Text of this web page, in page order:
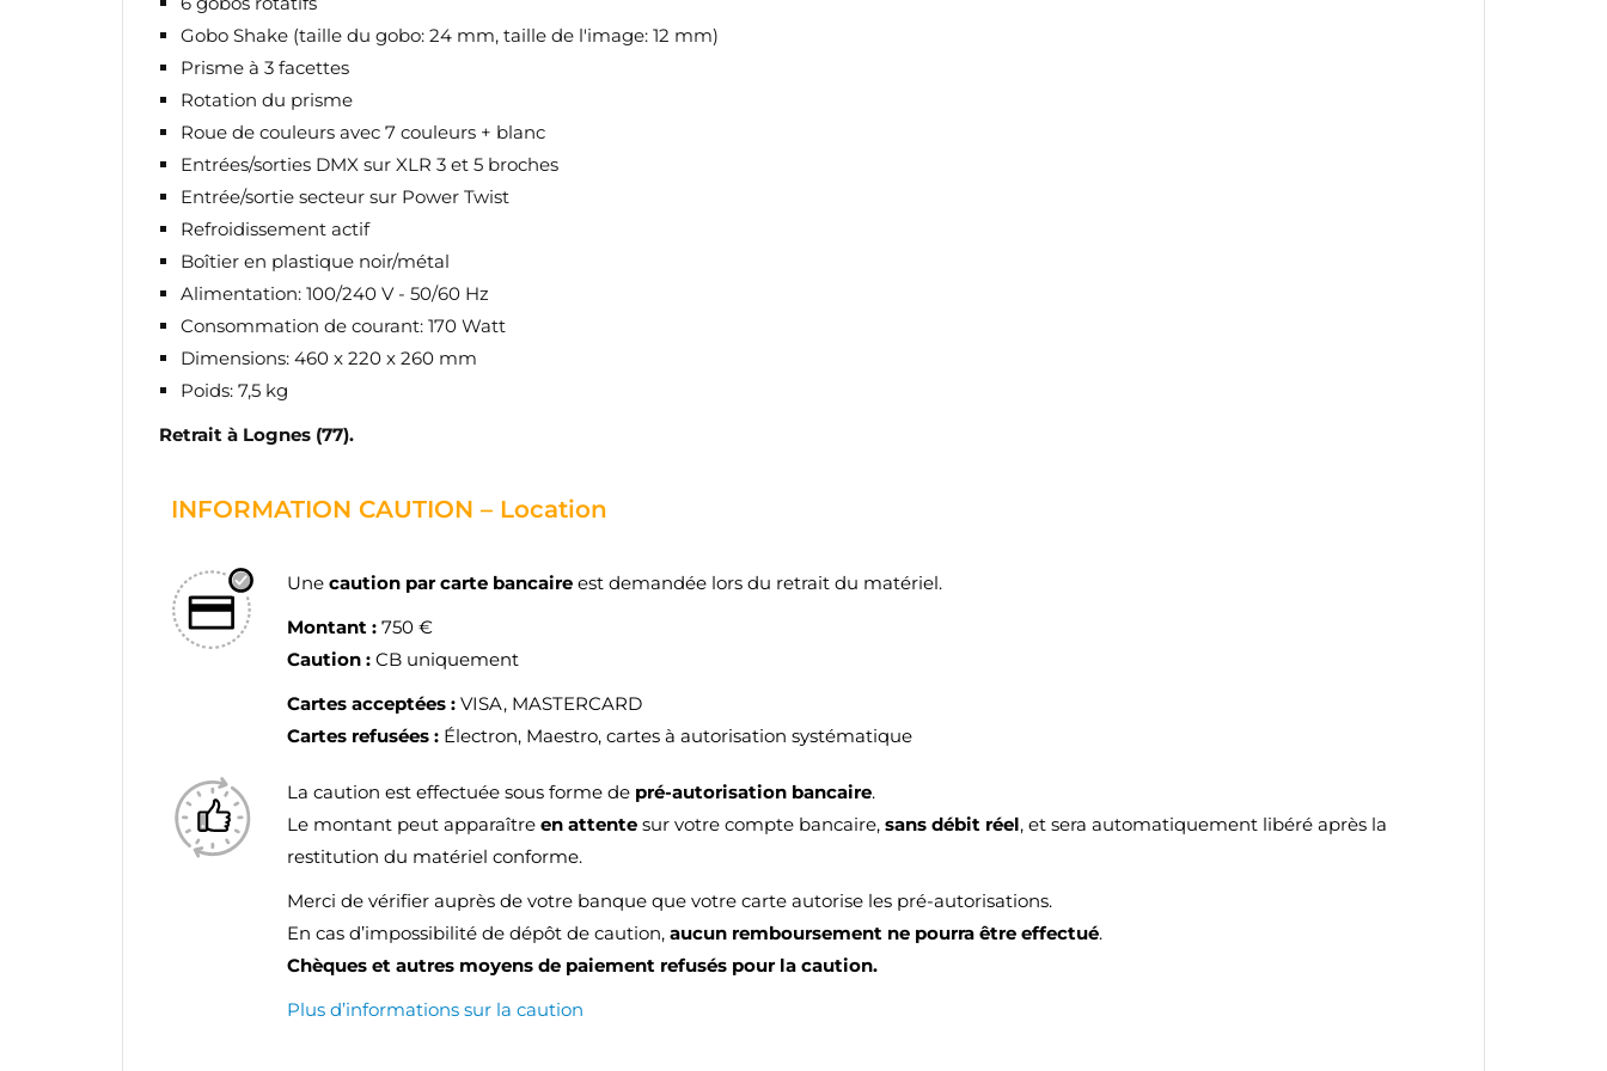
Gobo Shake (taille du gobo: 24 mm, taille de l'image: 12 mm)
Prisme à 3 facettes
Rotation du prisme
Roue de couleurs avec 7 couleurs + blanc
Entrées/sorties DMX sur XLR 3 et 5 broches
Entrée/sortie secteur sur Power Twist
Refroidissement actif
Boîtier en plastique noir/métal
Alimentation: 100/240 V - 50/60 Hz
Consommation de courant: 170 Watt
Dimensions: 460 x 220 x 260 mm
Poids: 7,5 kg
Retrait à Lognes (77).
INFORMATION CAUTION – Location
Unecaution par carte bancaire est demandée lors du retrait du matériel.
Montant : 750 €
Caution : CB uniquement
Cartes acceptées : VISA, MASTERCARD
Cartes refusées : Électron, Maestro, cartes à autorisation systématique
La caution est effectuée sous forme de pré-autorisation bancaire.
Le montant peut apparaîtreen attente sur votre compte bancaire,sans débit réel, et sera automatiquement libéré après la
restitution du matériel conforme.
Merci de vérifier auprès de votre banque que votre carte autorise les pré-autorisations.
En cas d’impossibilité de dépôt de caution,aucun remboursement ne pourra être effectué.
Chèques et autres moyens de paiement refusés pour la caution.
Plus d’informations sur la caution